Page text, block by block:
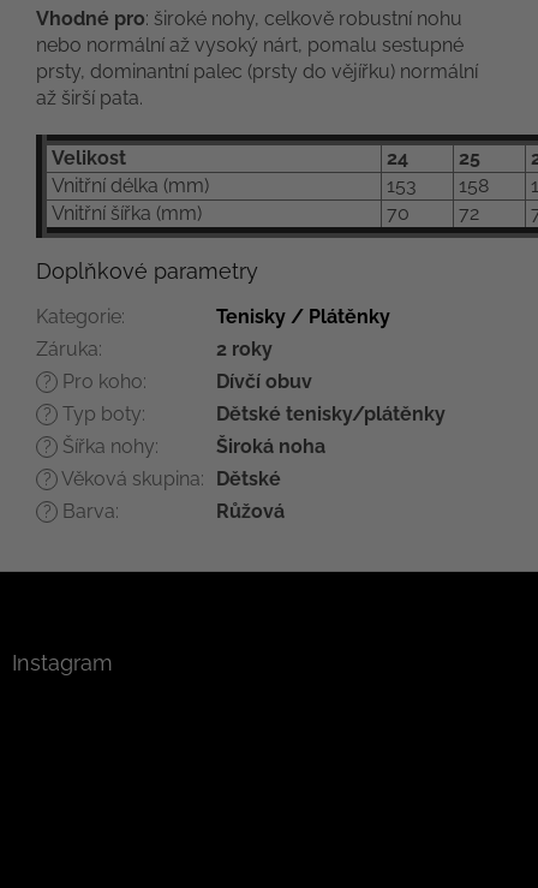
Vhodné pro: široké nohy, celkově robustní nohu
nebo normální až vysoký nárt, pomalu sestupné
prsty, dominantní palec (prsty do vějířku) normální
až širší pata.
Velikost 24 25
Vnitřní délka (mm)
153 158
Vnitřní šířka (mm)
70 72
Doplňkové parametry
Kategorie:
Tenisky / Plátěnky
Záruka: 2 roky
? Pro koho: Dívčí obuv
? Typ boty: Dětské tenisky/plátěnky
? Šířka nohy: Široká noha
? Věková skupina: Dětské
? Barva: Růžová
Instagram